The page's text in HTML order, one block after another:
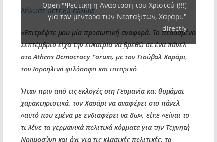
για
τον
μέντορα
των
Νεοταξιτών,
Χαράρι."
from
YouTube
Open "Ψεύτικη η Ανάσταση του Χριστού (!!!)
για τον μέντορα των Νεοταξιτών, Χαράρι."
directly
Δήλωσε μεταξύ άλλων:
«Επιτρέψτε μου μία προσωπική αναφορά. Το περασμένο
Σεπτέμβριο είχα την ευκαιρία να βρεθώ σε ένα πάνελ
στο Athens Democracy Forum, με τον Γιούβαλ Χαράρι,
τον Ισραηλινό φιλόσοφο και ιστορικό.
Ήταν πριν από τις εκλογές στη Γερμανία και θυμάμαι
χαρακτηριστικά, τον Χαράρι να αναφέρει στο πάνελ
«αυτό που εμένα με ενδιαφέρει να δω», είπε «είναι το
τι λένε τα γερμανικά πολιτικά κόμματα για την Τεχνητή
Νοημοσύνη και όχι για τις κλασικές πολιτικές, τα